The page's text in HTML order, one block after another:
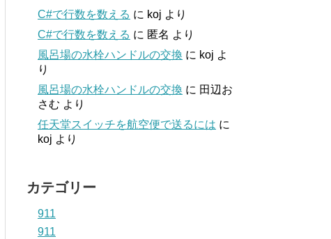
C#で行数を数える に koj より
C#で行数を数える に 匿名 より
風呂場の水栓ハンドルの交換 に koj よ
り
風呂場の水栓ハンドルの交換 に 田辺お
さむ より
任天堂スイッチを航空便で送るには に
koj より
カテゴリー
911
911